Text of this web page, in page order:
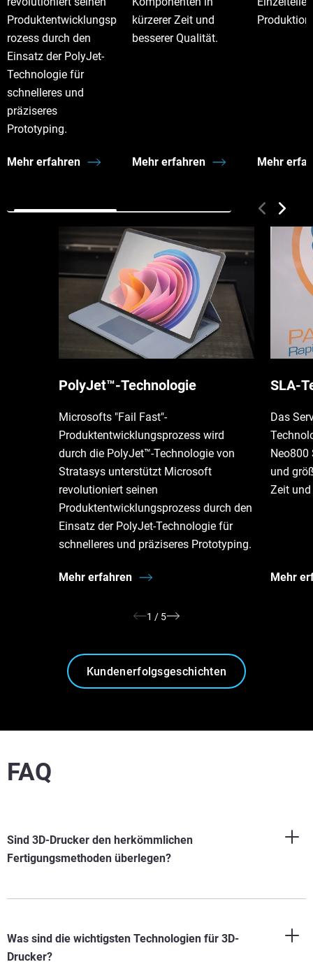
Produktentwicklungsp
rozess durch den
Einsatz der PolyJet-
Technologie für
schnelleres und
präziseres
Prototyping.
Mehr erfahren
kürzerer Zeit und
besserer Qualität.
Mehr erfahren Mehr
PolyJet™-Technologie
Microsofts "Fail Fast"-
Produktentwicklungsprozess wird
durch die PolyJet™-Technologie von
Stratasys unterstützt Microsoft
revolutioniert seinen
Produktentwicklungsprozess durch den
Einsatz der PolyJet-Technologie für
schnelleres und präziseres Prototyping.
Mehr erfahren
SLA-
Das
Neo800
und
Zeit und
Mehr
1 / 5
Kundenerfolgsgeschichten
FAQ
Sind 3D-Drucker den herkömmlichen
Fertigungsmethoden überlegen?
Was sind die wichtigsten Technologien für 3D-
Drucker?